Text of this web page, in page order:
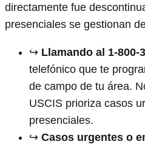
directamente fue
presenciales se gestionan
↪️ Llamando al 1-800-
telefónico que te
de campo de tu área.
USCIS prioriza casos
presenciales.
↪️ Casos urgentes o